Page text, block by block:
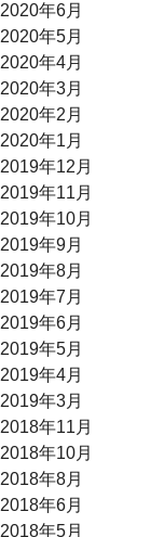
2020年6月
2020年5月
2020年4月
2020年3月
2020年2月
2020年1月
2019年12月
2019年11月
2019年10月
2019年9月
2019年8月
2019年7月
2019年6月
2019年5月
2019年4月
2019年3月
2018年11月
2018年10月
2018年8月
2018年6月
2018年5月